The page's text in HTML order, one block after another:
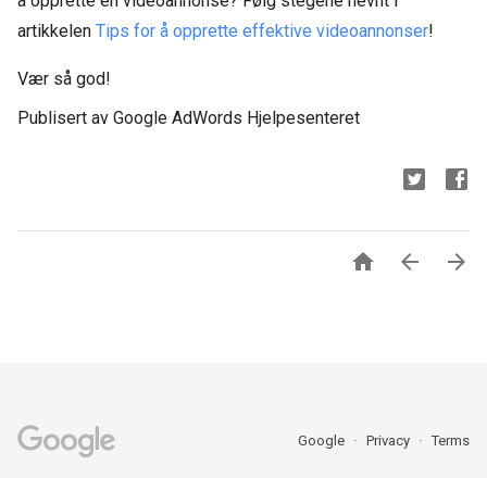
artikkelen Tips for å opprette effektive videoannonser!
Vær så god!
Publisert av Google AdWords Hjelpesenteret
  
Google Privacy Terms